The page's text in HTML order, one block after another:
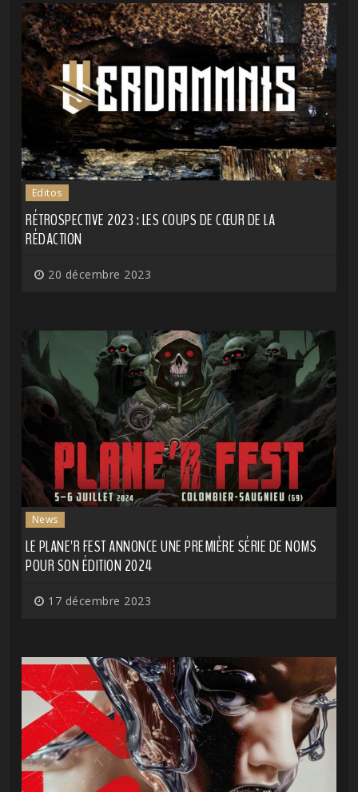
Editos
RÉTROSPECTIVE 2023 : LES COUPS DE CŒUR DE LA
RÉDACTION
20 décembre 2023
News
LE PLANE'R FEST ANNONCE UNE PREMIÈRE SÉRIE DE NOMS
POUR SON ÉDITION 2024
17 décembre 2023